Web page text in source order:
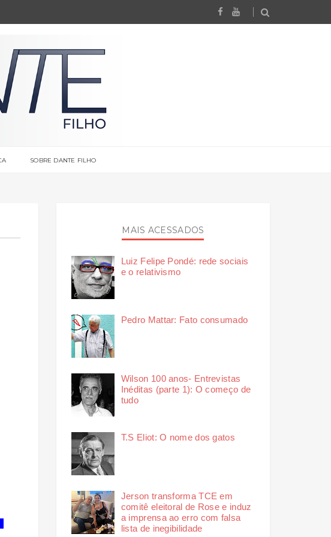
SOBRE DANTE FILHO
MAIS ACESSADOS
Luiz Felipe Pondé: rede sociais
e o relativismo
Pedro Mattar: Fato consumado
Wilson 100 anos- Entrevistas
Inéditas (parte 1): O começo de
tudo
T.S Eliot: O nome dos gatos
Jerson transforma TCE em
comitê eleitoral de Rose e induz
a imprensa ao erro com falsa
lista de inegibilidade